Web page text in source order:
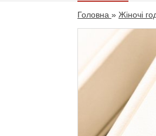
Головна » Жіночі